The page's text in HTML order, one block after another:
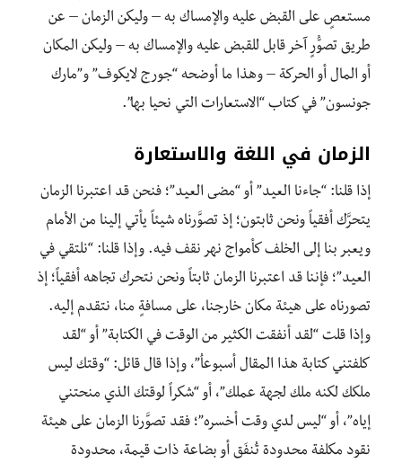
مستعصٍ على القبض عليه والإمساك به – وليكن الزمان – عن
طريق تصوُّرٍ آخر قابل للقبض عليه والإمساك به – وليكن المكان
أو المال أو الحركة – وهذا ما أوضحه “جورج لايكوف” و”مارك
جونسون” في كتاب “الاستعارات التي نحيا بها”.
الزمان في اللغة والاستعارة
إذا قلنا: “جاءنا العيد” أو “مضى العيد”؛ فنحن قد اعتبرنا الزمان
يتحرَّك أفقياً ونحن ثابتون؛ إذ تصوَّرناه شيئاً يأتي إلينا من الأمام
ويعبر بنا إلى الخلف كأمواج نهر نقف فيه. وإذا قلنا: “نلتقي في
العيد”؛ فإننا قد اعتبرنا الزمان ثابتاً ونحن نتحرك تجاهه أفقياً؛ إذ
تصورناه على هيئة مكان خارجنا، على مسافةٍ منا، نتقدم إليه.
وإذا قلت “لقد أنفقت الكثير من الوقت في الكتابة” أو “لقد
كلفتني كتابة هذا المقال أسبوعاُ”، وإذا قال قائل: “وقتك ليس
ملكك لكنه ملك لجهة عملك”، أو “شكراً لوقتك الذي منحتني
إياه”، أو “ليس لدي وقت أخسره”؛ فقد تصوَّرنا الزمان على هيئة
نقود مكلفة محدودة تُنفَق أو بضاعة ذات قيمة، محدودة